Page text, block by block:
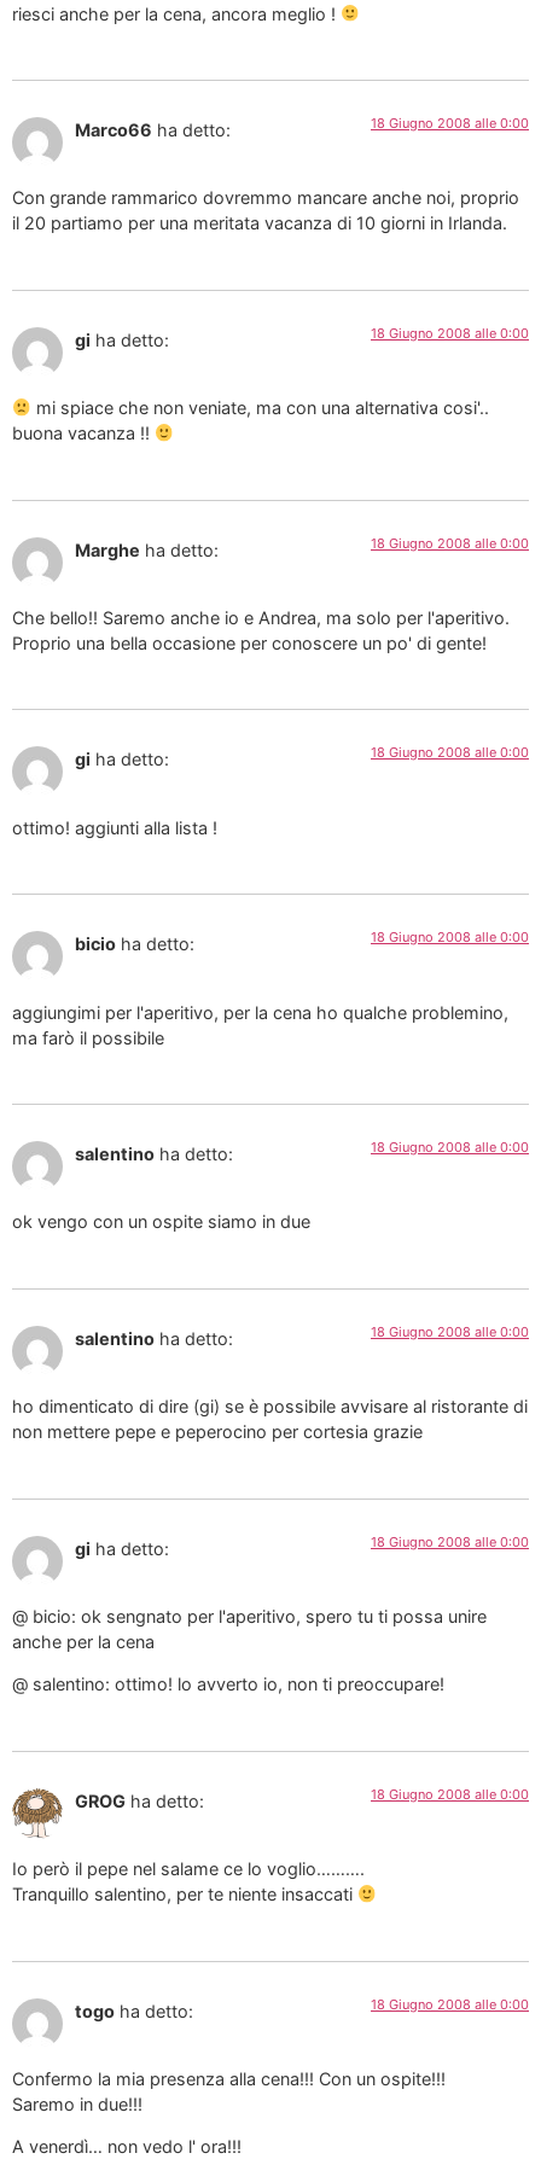
riesci anche per la cena, ancora meglio !
Marco66 ha detto: 18 Giugno 2008 alle 0:00
Con grande rammarico dovremmo mancare anche noi, proprio
il 20 partiamo per una meritata vacanza di 10 giorni in Irlanda.
gi ha detto: 18 Giugno 2008 alle 0:00
mi spiace che non veniate, ma con una alternativa cosi'..
buona vacanza !!
Marghe ha detto: 18 Giugno 2008 alle 0:00
Che bello!! Saremo anche io e Andrea, ma solo per l'aperitivo.
Proprio una bella occasione per conoscere un po' di gente!
gi ha detto: 18 Giugno 2008 alle 0:00
ottimo! aggiunti alla lista !
bicio ha detto: 18 Giugno 2008 alle 0:00
aggiungimi per l'aperitivo, per la cena ho qualche problemino,
ma farò il possibile
salentino ha detto: 18 Giugno 2008 alle 0:00
ok vengo con un ospite siamo in due
salentino ha detto: 18 Giugno 2008 alle 0:00
ho dimenticato di dire (gi) se è possibile avvisare al ristorante di
non mettere pepe e peperocino per cortesia grazie
gi ha detto: 18 Giugno 2008 alle 0:00
@ bicio: ok sengnato per l'aperitivo, spero tu ti possa unire
anche per la cena
@ salentino: ottimo! lo avverto io, non ti preoccupare!
GROG ha detto: 18 Giugno 2008 alle 0:00
Io però il pepe nel salame ce lo voglio……….
Tranquillo salentino, per te niente insaccati
togo ha detto: 18 Giugno 2008 alle 0:00
Confermo la mia presenza alla cena!!! Con un ospite!!!
Saremo in due!!!
A venerdì… non vedo l' ora!!!